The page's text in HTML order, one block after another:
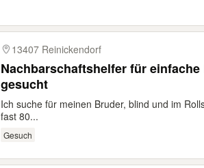
13407 Reinickendorf
Nachbarschaftshelfer für
gesucht
Ich suche für meinen Bruder, blind und im
fast 80...
Gesuch